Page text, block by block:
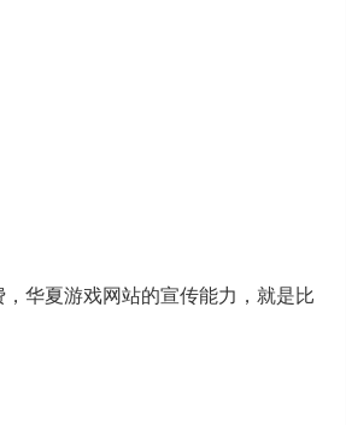
华夏游戏网站的宣传能力，就是比